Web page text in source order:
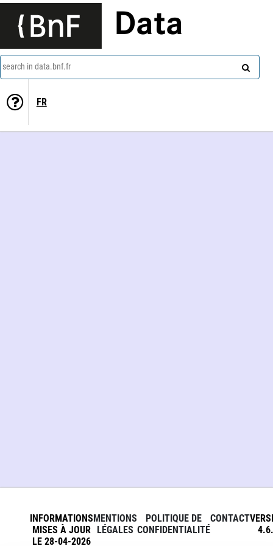
Data
search in data.bnf.fr
FR
INFORMATIONS
MISES À JOUR
LE 28-04-2026
MENTIONS
LÉGALES
POLITIQUE DE
CONFIDENTIALITÉ
CONTACT